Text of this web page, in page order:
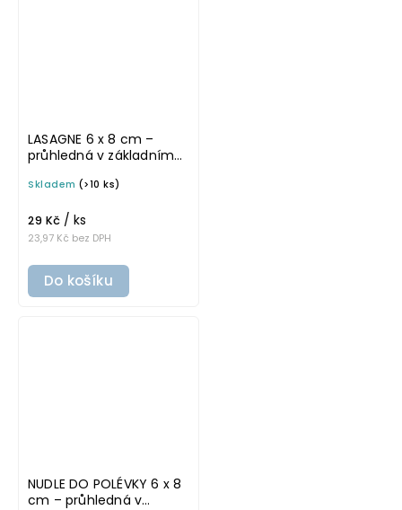
LASAGNE 6 x 8 cm –
průhledná v základním
samolepka na
Skladem (>10 ks)
23,97 Kč bez DPH
29 Kč / ks
Do košíku
NUDLE DO POLÉVKY 6 x 8
cm – průhledná v